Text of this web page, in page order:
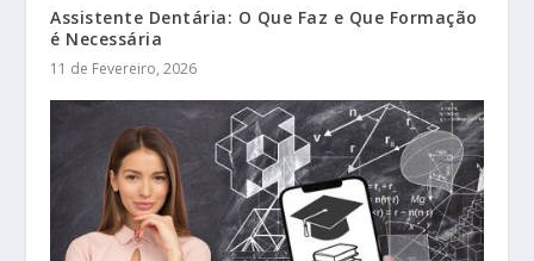
Assistente Dentária: O Que Faz e Que Formação
é Necessária
11 de Fevereiro, 2026